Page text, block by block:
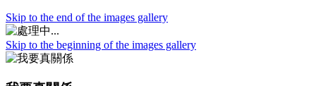
Skip to the end of the images gallery
Skip to the beginning of the images gallery